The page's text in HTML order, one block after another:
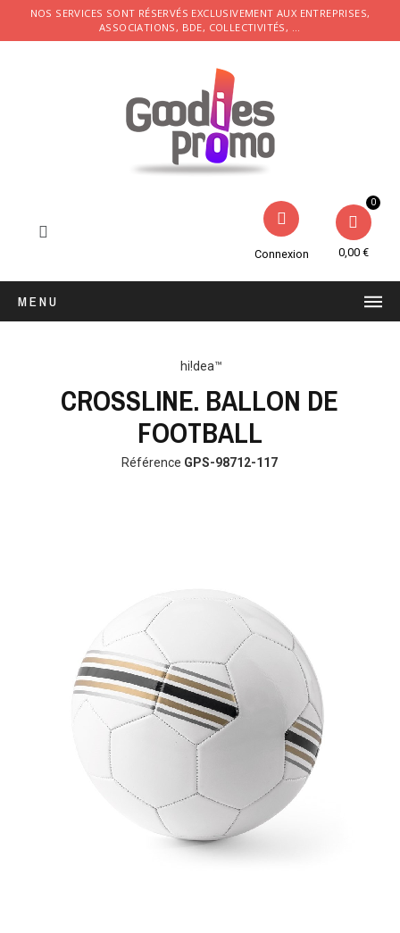
NOS SERVICES SONT RÉSERVÉS EXCLUSIVEMENT AUX ENTREPRISES,
ASSOCIATIONS, BDE, COLLECTIVITÉS, ...
Connexion 0,00 €
MENU
hi!dea™
CROSSLINE. BALLON DE
FOOTBALL
Référence GPS-98712-117